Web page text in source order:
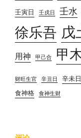
壬寅日 壬戌日 壬水
徐乐吾 戊
用神 甲己合 甲
财旺生官 辛丑日 辛未日
食神格 食神生财